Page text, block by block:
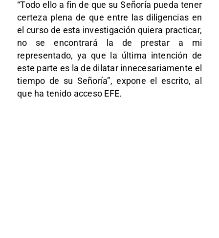
“Todo ello a fin de que su Señoría pueda tener
certeza plena de que entre las diligencias en
el curso de esta investigación quiera practicar,
no se encontrará la de prestar a mi
representado, ya que la última intención de
este parte es la de dilatar innecesariamente el
tiempo de su Señoría”, expone el escrito, al
que ha tenido acceso EFE.